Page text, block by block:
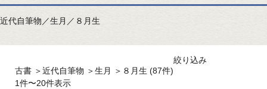
近代自筆物／生月／８月生
古書 ＞近代自筆物 ＞生月 ＞ ８月生 (87件)
1件〜20件表示
絞り込み